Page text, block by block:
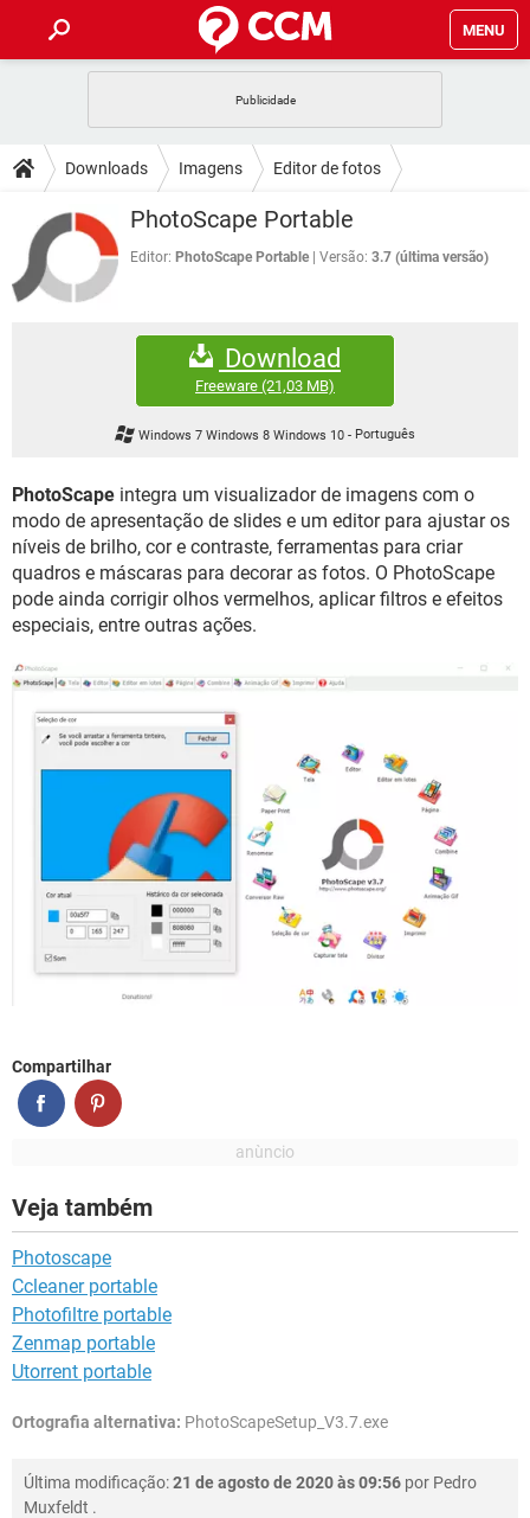
MENU
CELULAR FACEBOOK
OUTLOOK EXCEL
INSTAGRAM GMAIL
GUIA DE COMPRAS
DICAS
JOGOS
CELULAR
OUTLOOK
DOWNLOADS
JOGOS WHATSAPP
CELULAR
EXCEL
GMAIL
FÓRUM
FACEBOOK
EXCEL
GMAIL
WHATSAPP
INSTAGRAM GMAIL
GUIA DE COMPRAS
Downloads Imagens Editor de fotos
PhotoScape Portable
Editor: PhotoScape Portable Versão: 3.7 (última versão)
Download
Freeware (21,03 MB)
Windows 7 Windows 8 Windows 10- Português
PhotoScape integra um visualizador de imagens com o
modo de apresentação de slides e um editor para ajustar os
níveis de brilho, cor e contraste, ferramentas para criar
quadros e máscaras para decorar as fotos. O PhotoScape
pode ainda corrigir olhos vermelhos, aplicar filtros e efeitos
especiais, entre outras ações.
Compartilhar
Veja também
Photoscape
Ccleaner portable
Photofiltre portable
Zenmap portable
Utorrent portable
Ortografia alternativa: PhotoScapeSetup_V3.7.exe
Última modificação:21 de agosto de 2020 às 09:56 por Pedro
Muxfeldt .